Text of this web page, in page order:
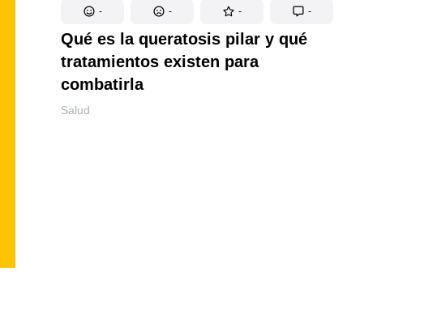
- - - -
Qué es la queratosis pilar y qué
tratamientos existen para
combatirla
Salud